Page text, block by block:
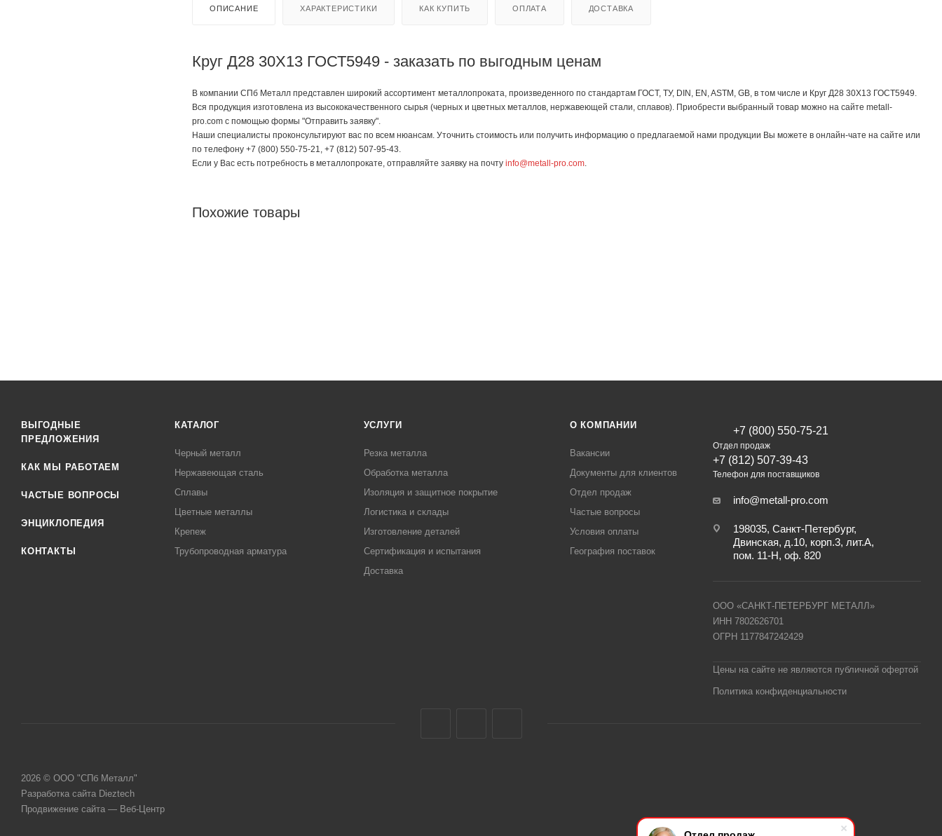
ОПИСАНИЕ ХАРАКТЕРИСТИКИ КАК КУПИТЬ ОПЛАТА ДОСТАВКА
Круг Д28 30Х13 ГОСТ5949 - заказать по выгодным ценам
В компании СПб Металл представлен широкий ассортимент металлопроката, произведенного по стандартам ГОСТ, ТУ, DIN, EN, ASTM, GB, в том числе и Круг Д28 30Х13 ГОСТ5949.
Вся продукция изготовлена из высококачественного сырья (черных и цветных металлов, нержавеющей стали, сплавов). Приобрести выбранный товар можно на сайте metall-
pro.com с помощью формы "Отправить заявку".
Наши специалисты проконсультируют вас по всем нюансам. Уточнить стоимость или получить информацию о предлагаемой нами продукции Вы можете в онлайн-чате на сайте или
по телефону +7 (800) 550-75-21, +7 (812) 507-95-43.
Если у Вас есть потребность в металлопрокате, отправляйте заявку на почту info@metall-pro.com.
Похожие товары
ВЫГОДНЫЕ
ПРЕДЛОЖЕНИЯ
КАК МЫ РАБОТАЕМ
ЧАСТЫЕ ВОПРОСЫ
ЭНЦИКЛОПЕДИЯ
КОНТАКТЫ
КАТАЛОГ
Черный металл
Нержавеющая сталь
Сплавы
Цветные металлы
Крепеж
Трубопроводная арматура
УСЛУГИ
Резка металла
Обработка металла
Изоляция и защитное покрытие
Логистика и склады
Изготовление деталей
Сертификация и испытания
Доставка
О КОМПАНИИ
Вакансии
Документы для клиентов
Отдел продаж
Частые вопросы
Условия оплаты
География поставок
+7 (800) 550-75-21
Отдел продаж
+7 (812) 507-39-43
Телефон для поставщиков
info@metall-pro.com
198035, Санкт-Петербург,
Двинская, д.10, корп.3, лит.А,
пом. 11-Н, оф. 820
ООО «САНКТ-ПЕТЕРБУРГ МЕТАЛЛ»
ИНН 7802626701
ОГРН 1177847242429
Цены на сайте не являются публичной офертой
Политика конфиденциальности
2026 © ООО "СПб Металл"
Разработка сайта Dieztech
Продвижение сайта — Веб-Центр